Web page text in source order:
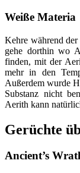
Weiße Materia
Kehre während
gehe dorthin wo
finden, mit der
mehr in den
Außerdem wurde
Substanz nicht
Aerith kann
Gerüchte
Ancient’s